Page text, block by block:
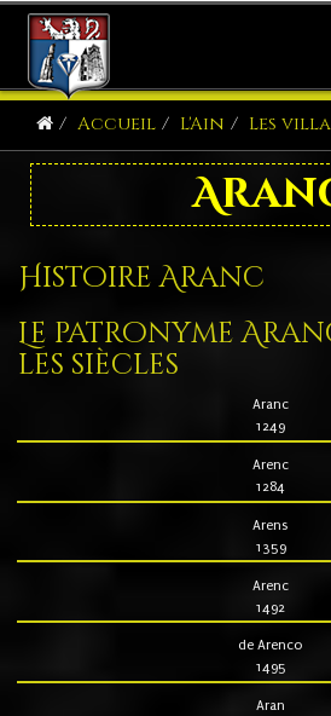
Accueil L'Ain Les
Histoire Aranc
Le patronyme
les siècles
Aranc
1249
Arenc
1284
Arens
1359
Arenc
1492
de Arenco
1495
Aran